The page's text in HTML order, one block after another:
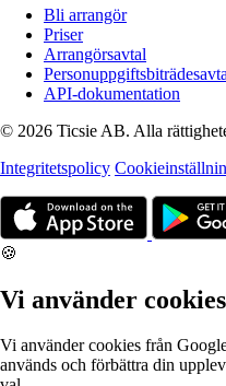
Bli arrangör
Priser
Arrangörsavtal
API-dokumentation
© 2026 Ticsie AB. Alla
Integritetspolicy
🍪
Vi använder cookies
Vi använder cookies från
används och förbättra din